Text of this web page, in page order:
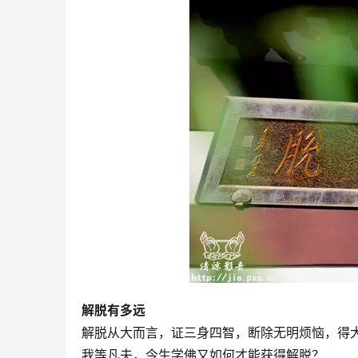
解脱有多远
解脱从大而言，证三身四智，断除无明烦恼，得
我等凡夫，今生学佛又如何才能获得解脱？